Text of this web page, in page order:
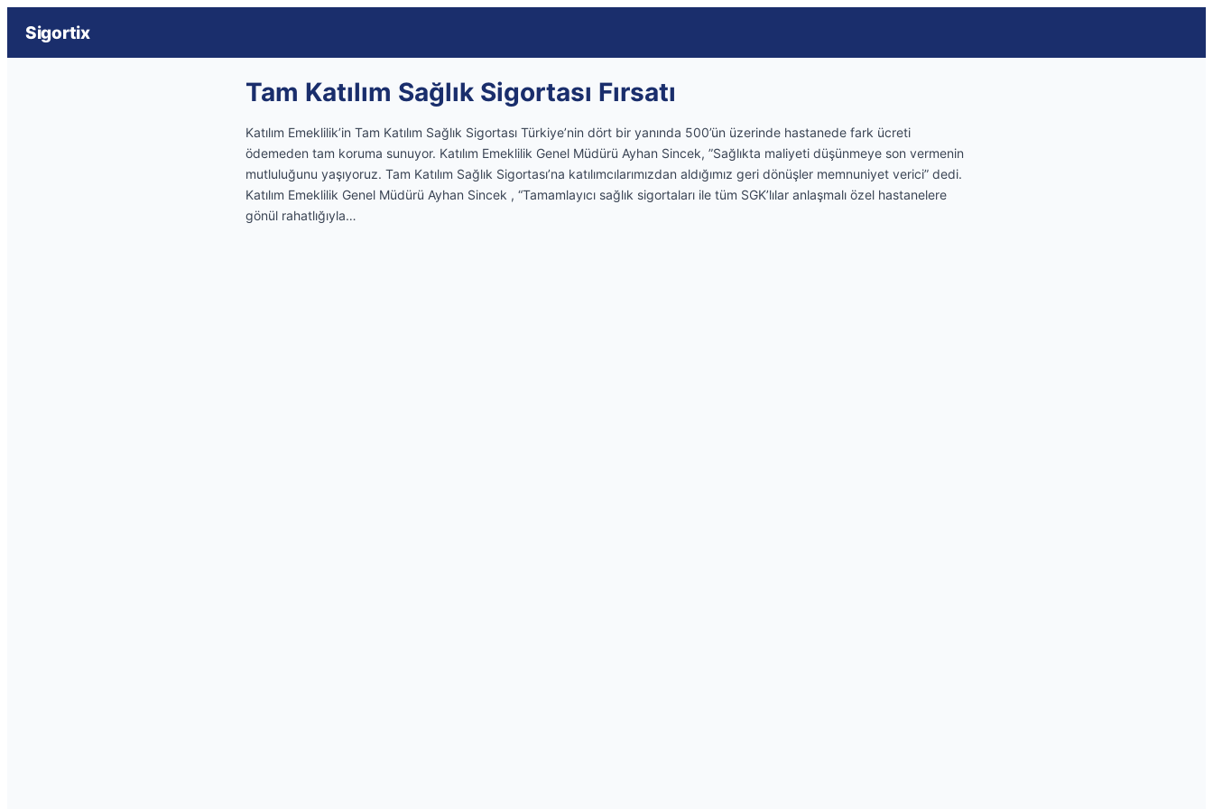
Sigortix
Tam Katılım Sağlık Sigortası Fırsatı
Katılım Emeklilik’in Tam Katılım Sağlık Sigortası Türkiye’nin dört bir yanında 500’ün üzerinde hastanede fark ücreti
ödemeden tam koruma sunuyor. Katılım Emeklilik Genel Müdürü Ayhan Sincek, ”Sağlıkta maliyeti düşünmeye son vermenin
mutluluğunu yaşıyoruz. Tam Katılım Sağlık Sigortası’na katılımcılarımızdan aldığımız geri dönüşler memnuniyet verici” dedi.
Katılım Emeklilik Genel Müdürü Ayhan Sincek , “Tamamlayıcı sağlık sigortaları ile tüm SGK’lılar anlaşmalı özel hastanelere
gönül rahatlığıyla…